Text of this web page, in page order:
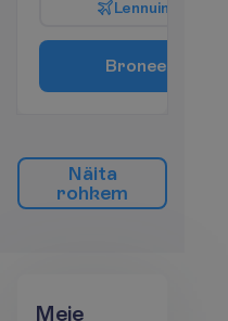
Lennuin
Broneer
Näita
rohkem
Meie